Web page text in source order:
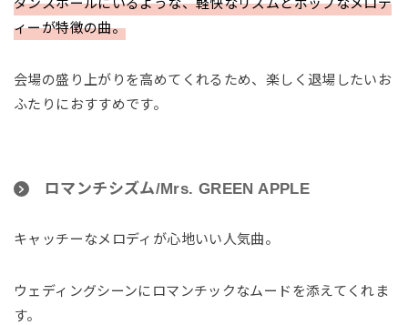
ダンスホールにいるような、軽快なリズムとポップなメロデ
ィーが特徴の曲。
会場の盛り上がりを高めてくれるため、楽しく退場したいお
ふたりにおすすめです。
ロマンチシズム/Mrs. GREEN APPLE
キャッチーなメロディが心地いい人気曲。
ウェディングシーンにロマンチックなムードを添えてくれま
す。